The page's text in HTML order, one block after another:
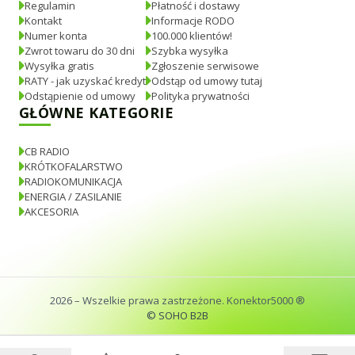
Regulamin
Kontakt
Numer konta
Zwrot towaru do 30 dni
Wysyłka gratis
RATY - jak uzyskać kredyt
Odstąpienie od umowy
Płatność i dostawy
Informacje RODO
100.000 klientów!
Szybka wysyłka
Zgłoszenie serwisowe
Odstąp od umowy tutaj
Polityka prywatności
GŁÓWNE KATEGORIE
CB RADIO
KRÓTKOFALARSTWO
RADIOKOMUNIKACJA
ENERGIA / ZASILANIE
AKCESORIA
2026– Wszelkie prawa zastrzeżone. Konektor5000 ®
© SOHO B2B